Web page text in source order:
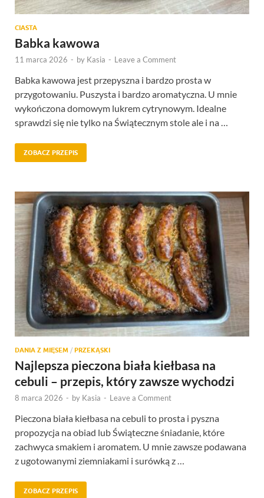
CIASTA
Babka kawowa
11 marca 2026 - by Kasia - Leave a Comment
Babka kawowa jest przepyszna i bardzo prosta w
przygotowaniu. Puszysta i bardzo aromatyczna. U mnie
wykończona domowym lukrem cytrynowym. Idealne
sprawdzi się nie tylko na Świątecznym stole ale i na …
ZOBACZ PRZEPIS
DANIA Z MIĘSEM / PRZEKĄSKI
Najlepsza pieczona biała kiełbasa na
cebuli – przepis, który zawsze wychodzi
8 marca 2026 - by Kasia - Leave a Comment
Pieczona biała kiełbasa na cebuli to prosta i pyszna
propozycja na obiad lub Świąteczne śniadanie, które
zachwyca smakiem i aromatem. U mnie zawsze podawana
z ugotowanymi ziemniakami i surówką z …
ZOBACZ PRZEPIS